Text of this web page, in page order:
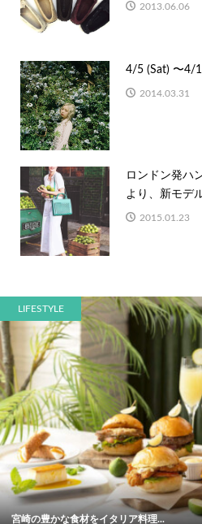
2013.06.06
4/5 (Sat) 〜4/
2014.03.31
ロンドン発ハ
より、新モデ
2015.01.23
LIFESTYLE
宮崎の豊かな食材をイタリア料理...